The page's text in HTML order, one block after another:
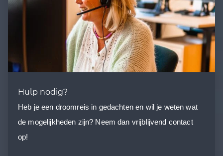
Hulp nodig?
Heb je een droomreis in gedachten en wil je weten wat
de mogelijkheden zijn? Neem dan vrijblijvend contact
op!